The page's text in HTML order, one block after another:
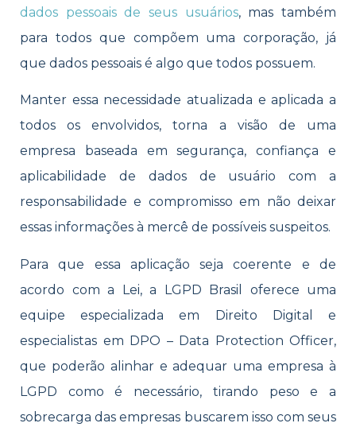
dados pessoais de seus usuários, mas também
para todos que compõem uma corporação, já
que dados pessoais é algo que todos possuem.
Manter essa necessidade atualizada e aplicada a
todos os envolvidos, torna a visão de uma
empresa baseada em segurança, confiança e
aplicabilidade de dados de usuário com a
responsabilidade e compromisso em não deixar
essas informações à mercê de possíveis suspeitos.
Para que essa aplicação seja coerente e de
acordo com a Lei, a LGPD Brasil oferece uma
equipe especializada em Direito Digital e
especialistas em DPO – Data Protection Officer,
que poderão alinhar e adequar uma empresa à
LGPD como é necessário, tirando peso e a
sobrecarga das empresas buscarem isso com seus